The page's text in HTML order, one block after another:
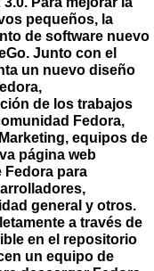
pequeños, la
de software nuevo
Junto con el
un nuevo diseño
de los trabajos
Fedora,
equipos de
página web
Fedora para
general y otros.
a través de
en el repositorio
un equipo de